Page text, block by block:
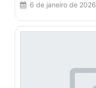
6 de janeiro de 2026